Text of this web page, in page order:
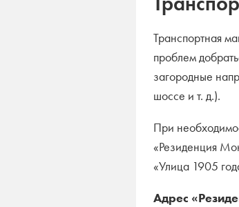
Транспортная
проблем
загородные
шоссе и т. д.).
При
«Резиденция
«Улица 1905
Адрес